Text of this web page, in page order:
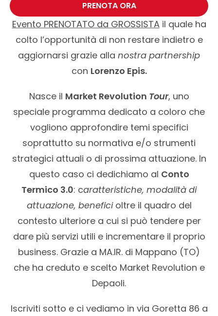
PRENOTA ORA
Evento PRENOTATO da GROSSISTAil quale ha
colto l’opportunità di non restare indietro e
aggiornarsi grazie alla nostra partnership
con Lorenzo Epis.
Nasce il Market Revolution Tour, uno
speciale programma dedicato a coloro che
vogliono approfondire temi specifici
soprattutto su normativa e/o strumenti
strategici attuali o di prossima attuazione. In
questo caso ci dedichiamo al Conto
Termico 3.0: caratteristiche, modalità di
attuazione, beneficioltre il quadro del
contesto ulteriore a cui si può tendere per
dare più servizi utili e incrementare il proprio
business. Grazie a MA.IR. di Mappano (TO)
che ha creduto e scelto Market Revolution e
Depaoli.
Iscriviti sotto e ci vediamo in via Goretta 86 a